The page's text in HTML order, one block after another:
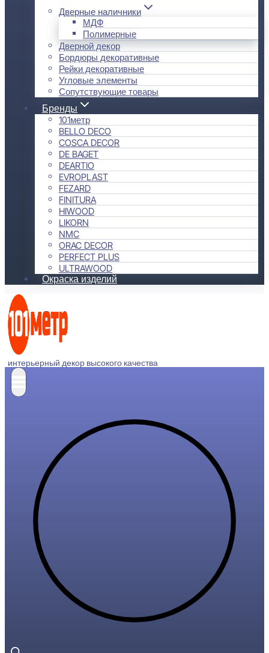
Дверные наличники
МДФ
Полимерные
Дверной декор
Бордюры декоративные
Рейки декоративные
Угловые элементы
Сопутствующие товары
Бренды
101метр
BELLO DECO
COSCA DECOR
DE BAGET
DEARTIO
EVROPLAST
FEZARD
FINITURA
HIWOOD
LIKORN
NMC
ORAC DECOR
PERFECT PLUS
ULTRAWOOD
Окраска изделий
интерьерный декор высокого качества